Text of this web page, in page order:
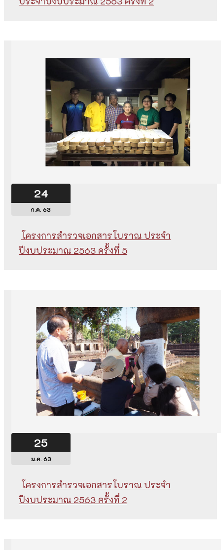
24
ก.ค. 63
โครงการสำรวจเอกสารโบราณ ประจำ
ปีงบประมาณ 2563 ครั้งที่ 5
25
ม.ค. 63
โครงการสำรวจเอกสารโบราณ ประจำ
ปีงบประมาณ 2563 ครั้งที่ 2